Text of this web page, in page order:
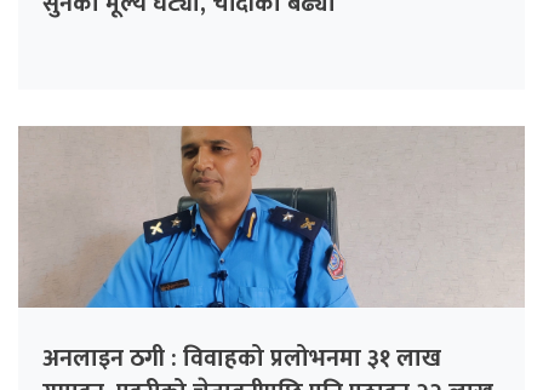
अनलाइन ठगी : विवाहको प्रलोभनमा ३१ लाख